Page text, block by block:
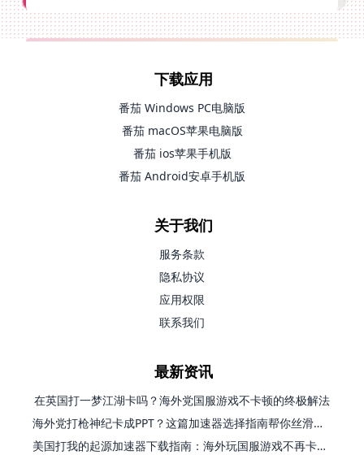
下载应用
番茄 Windows PC电脑版
番茄 macOS苹果电脑版
番茄 ios苹果手机版
番茄 Android安卓手机版
关于我们
服务条款
隐私协议
应用权限
联系我们
最新资讯
在英国打一梦江湖卡吗？海外党国服游戏不卡顿的终极解法
海外党打枪神纪卡成PPT？这篇加速器选择指南帮你丝滑上分
美国打我的起源加速器下载指南：海外玩国服游戏不再卡的终极方案